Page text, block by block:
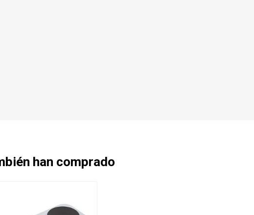
han comprado